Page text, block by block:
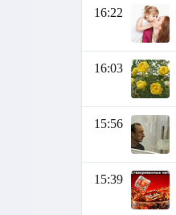
16:22
16:03
15:56
15:39